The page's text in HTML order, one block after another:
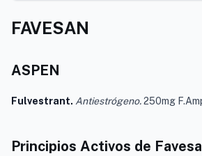
FAVESAN
ASPEN
Fulvestrant. Antiestrógeno.250mg
Principios Activos de